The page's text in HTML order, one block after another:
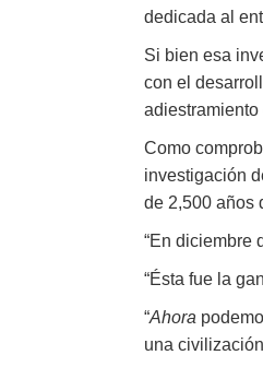
dedicada al
Si bien esa
con el
Como
investigación
de 2,500 años
“En diciembre
“Ésta fue la
“Ahora
una